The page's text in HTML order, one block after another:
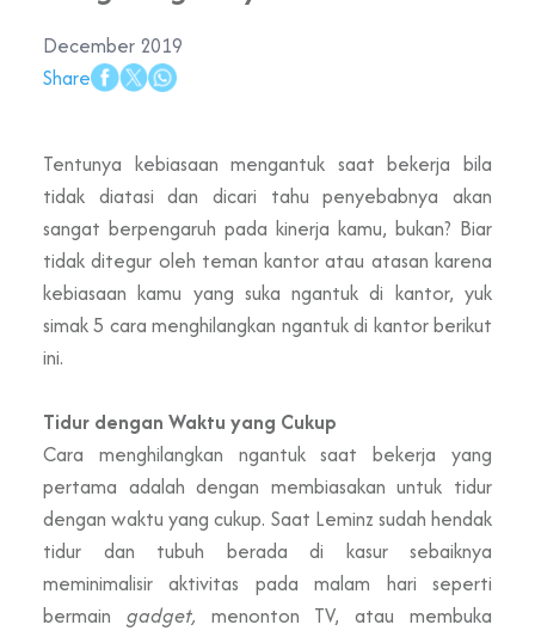
December 2019
Share
Tentunya kebiasaan mengantuk saat bekerja bila
tidak diatasi dan dicari tahu penyebabnya akan
sangat berpengaruh pada kinerja kamu, bukan? Biar
tidak ditegur oleh teman kantor atau atasan karena
kebiasaan kamu yang suka ngantuk di kantor, yuk
simak 5 cara menghilangkan ngantuk di kantor berikut
ini.
Tidur dengan Waktu yang Cukup
Cara menghilangkan ngantuk saat bekerja yang
pertama adalah dengan membiasakan untuk tidur
dengan waktu yang cukup. Saat Leminz sudah hendak
tidur dan tubuh berada di kasur sebaiknya
meminimalisir aktivitas pada malam hari seperti
bermain gadget, menonton TV, atau membuka